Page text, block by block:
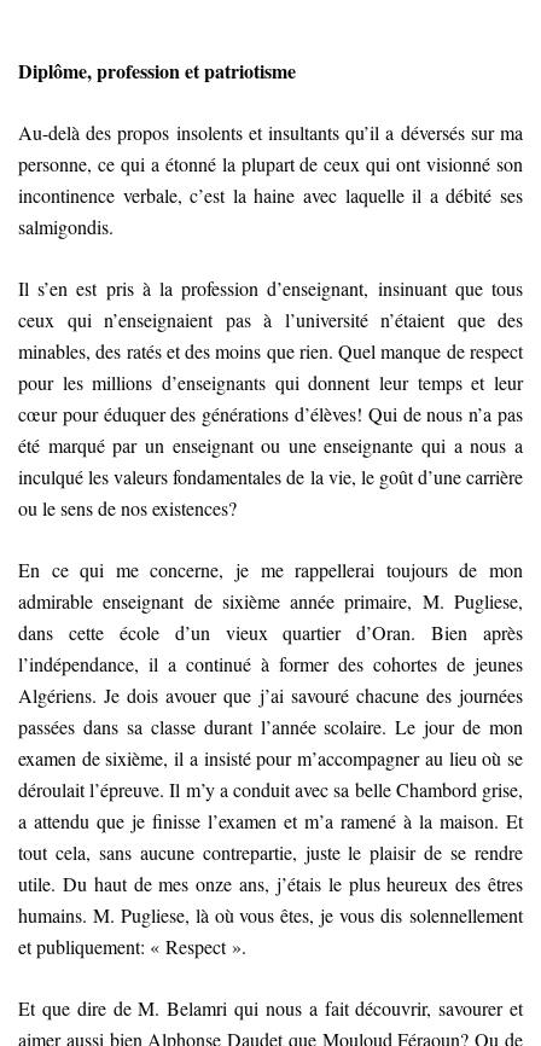
Diplôme, profession et patriotisme
Au-delà des propos insolents et insultants qu’il a déversés sur ma
personne, ce qui a étonné la plupart de ceux qui ont visionné son
incontinence verbale, c’est la haine avec laquelle il a débité ses
salmigondis.
Il s’en est pris à la profession d’enseignant, insinuant que tous
ceux qui n’enseignaient pas à l’université n’étaient que des
minables, des ratés et des moins que rien. Quel manque de respect
pour les millions d’enseignants qui donnent leur temps et leur
cœur pour éduquer des générations d’élèves! Qui de nous n’a pas
été marqué par un enseignant ou une enseignante qui a nous a
inculqué les valeurs fondamentales de la vie, le goût d’une carrière
ou le sens de nos existences?
En ce qui me concerne, je me rappellerai toujours de mon
admirable enseignant de sixième année primaire, M. Pugliese,
dans cette école d’un vieux quartier d’Oran. Bien après
l’indépendance, il a continué à former des cohortes de jeunes
Algériens. Je dois avouer que j’ai savouré chacune des journées
passées dans sa classe durant l’année scolaire. Le jour de mon
examen de sixième, il a insisté pour m’accompagner au lieu où se
déroulait l’épreuve. Il m’y a conduit avec sa belle Chambord grise,
a attendu que je finisse l’examen et m’a ramené à la maison. Et
tout cela, sans aucune contrepartie, juste le plaisir de se rendre
utile. Du haut de mes onze ans, j’étais le plus heureux des êtres
humains. M. Pugliese, là où vous êtes, je vous dis solennellement
et publiquement: « Respect ».
Et que dire de M. Belamri qui nous a fait découvrir, savourer et
aimer aussi bien Alphonse Daudet que Mouloud Féraoun? Ou de